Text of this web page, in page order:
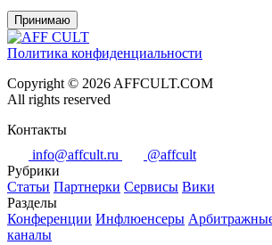
Принимаю
Политика конфиденциальности
Copyright © 2026 AFFCULT.COM
All rights reserved
Контакты
info@affcult.ru
@affcult
Рубрики
Статьи Партнерки Сервисы Вики
Разделы
Конференции Инфлюенсеры
каналы